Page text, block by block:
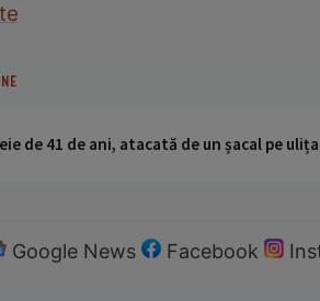
de 41 de ani, atacată de un șacal pe
Google News Facebook